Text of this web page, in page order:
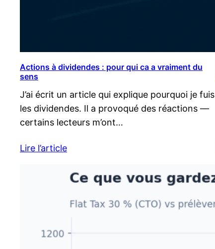
Actions à dividendes : pour qui ca a vraiment du
sens
J’ai écrit un article qui explique pourquoi je fuis
les dividendes. Il a provoqué des réactions —
certains lecteurs m’ont…
Lire l’article